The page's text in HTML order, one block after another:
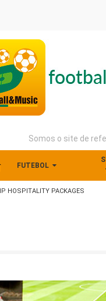
Somos o site de
FUTEBOL
HOSPITALITY PACKAGES